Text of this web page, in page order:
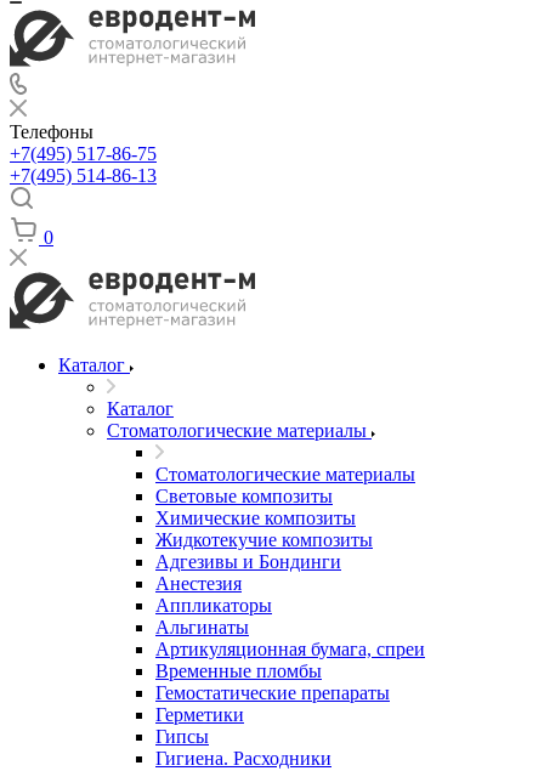
Телефоны
+7(495) 517-86-75
+7(495) 514-86-13
0
Каталог
Каталог
Стоматологические материалы
Стоматологические материалы
Световые композиты
Химические композиты
Жидкотекучие композиты
Адгезивы и Бондинги
Анестезия
Аппликаторы
Альгинаты
Артикуляционная бумага, спреи
Временные пломбы
Гемостатические препараты
Герметики
Гипсы
Гигиена. Расходники